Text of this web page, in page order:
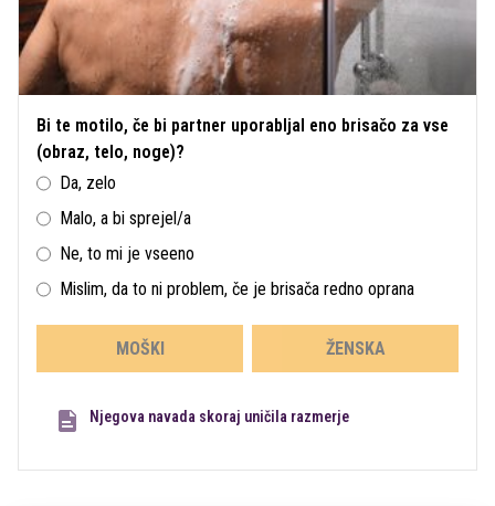
Bi te motilo, če bi partner uporabljal eno brisačo za vse
(obraz, telo, noge)?
Da, zelo
Malo, a bi sprejel/a
Ne, to mi je vseeno
Mislim, da to ni problem, če je brisača redno oprana
MOŠKI ŽENSKA
Njegova navada skoraj uničila razmerje